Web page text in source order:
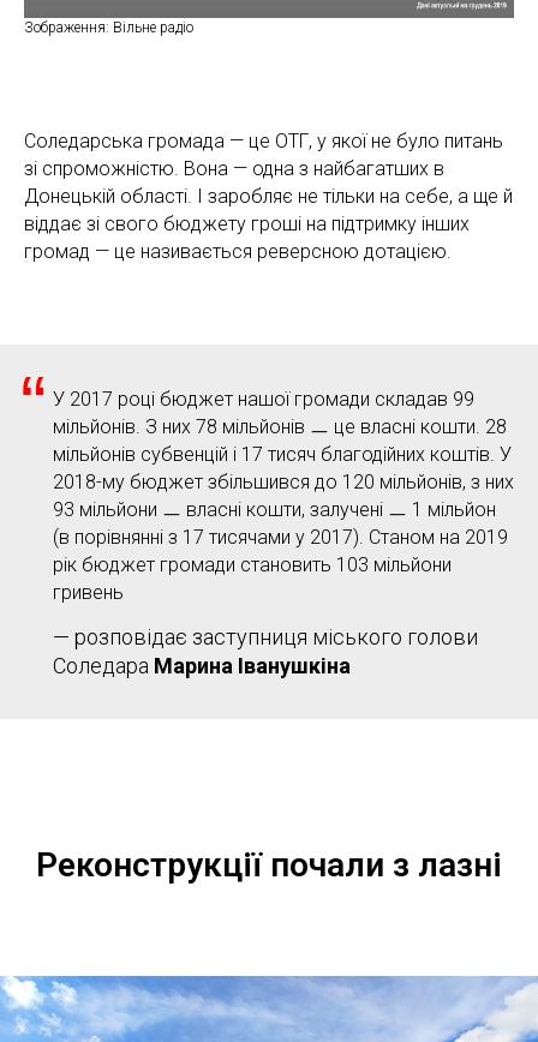
Зображення: Вільне радіо
Соледарська громада — це ОТГ, у якої не було питань
зі спроможністю. Вона — одна з найбагатших в
Донецькій області. І заробляє не тільки на себе, а ще й
віддає зі свого бюджету гроші на підтримку інших
громад — це називається реверсною дотацією.
“ У 2017 році бюджет нашої громади складав 99
мільйонів. З них 78 мільйонів ㅡ це власні кошти. 28
мільйонів субвенцій і 17 тисяч благодійних коштів. У
2018-му бюджет збільшився до 120 мільйонів, з них
93 мільйони ㅡ власні кошти, залучені ㅡ 1 мільйон
(в порівнянні з 17 тисячами у 2017). Станом на 2019
рік бюджет громади становить 103 мільйони
гривень
— розповідає заступниця міського голови
Соледара Марина Іванушкіна
Реконструкції почали з лазні